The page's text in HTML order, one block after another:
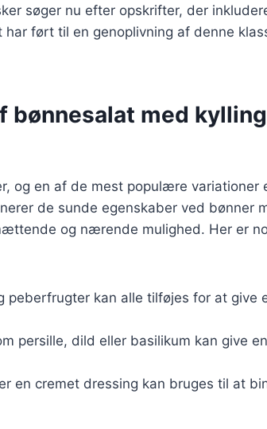
søger nu efter opskrifter, der
ført til en genoplivning af denne
bønnesalat med
og en af de mest populære variationer
de sunde egenskaber ved bønner
og nærende mulighed. Her er
peberfrugter kan alle tilføjes for at give
persille, dild eller basilikum kan give en
en cremet dressing kan bruges til at